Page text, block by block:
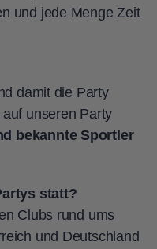
und jede Menge Zeit
damit die Party
unseren Party
bekannte Sportler
statt?
Clubs rund ums
und Deutschland